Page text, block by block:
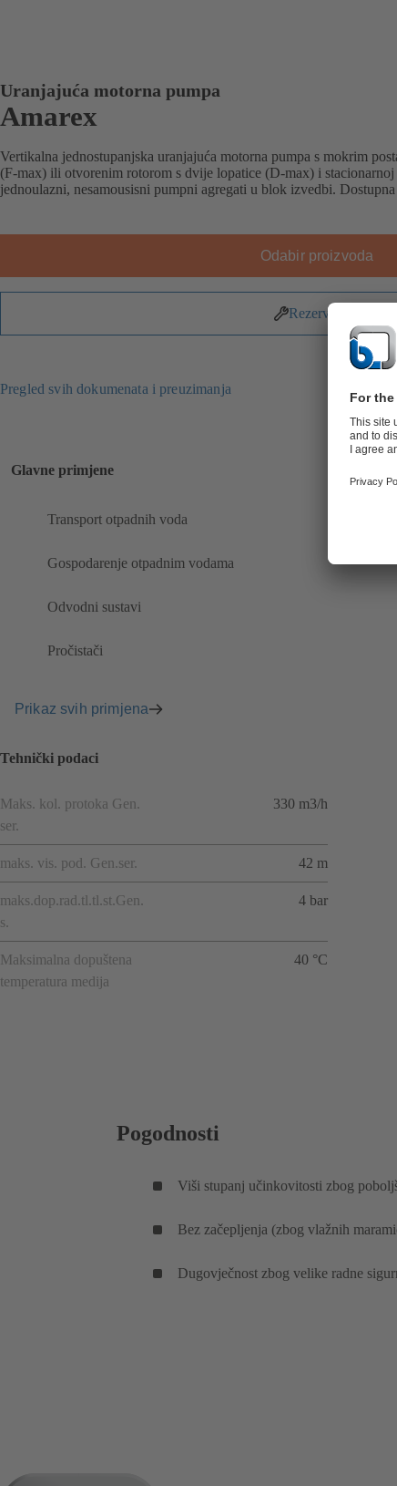
Uranjajuća motorna pumpa
Amarex
Vertikalna jednostupanjska uranjajuća motorna pumpa s mokrim
(F-max) ili otvorenim rotorom s dvije lopatice (D-max) i
jednoulazni, nesamousisni pumpni agregati u blok izvedbi.
Odabir proizvoda
Rezervni dijelovi
Pregled svih dokumenata i preuzimanja
Glavne primjene
Transport otpadnih voda
Gospodarenje otpadnim vodama
Odvodni sustavi
Pročistači
Prikaz svih primjena
Tehnički podaci
Maks. kol. protoka Gen.
ser.
330 m3/h
maks. vis. pod. Gen.ser. 42 m
maks.dop.rad.tl.tl.st.Gen.
s.
4 bar
Maksimalna dopuštena
temperatura medija
40 °C
Pogodnosti
Viši stupanj učinkovitosti zbog
Bez začepljenja (zbog vlažnih
Dugovječnost zbog velike radne